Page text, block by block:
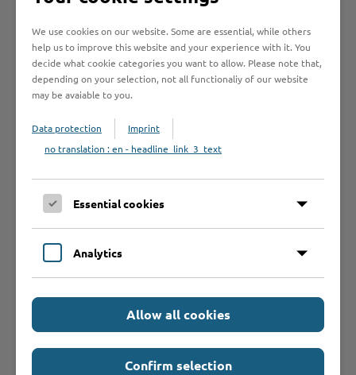
Was sollte ich
noch wissen?
Weiterführende
Informationen
Seite auswählen
We use cookies on our website. Some are essential, while others
help us to improve this website and your experience with it. You
decide what cookie categories you want to allow. Please note that,
depending on your selection, not all functionaliy of our website
may be avaiable to you.
Data protection
Imprint
no translation : en - headline_link_3_text
Essential cookies
Analytics
Allow all cookies
Confirm selection